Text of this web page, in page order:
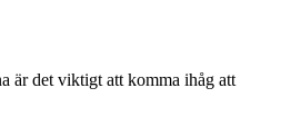
är det viktigt att komma ihåg att